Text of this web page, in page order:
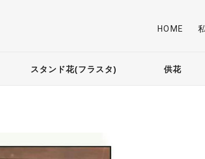
HOME
スタンド花(フラスタ) 供花